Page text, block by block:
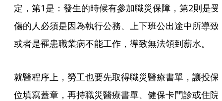
定，第1是：發生的時候有參加職災保障，第2則是受
傷的人必須是因為執行公務、上下班公出途中所導致
或者是罹患職業病不能工作，導致無法領到薪水。
就醫程序上，勞工也要先取得職災醫療書單，讓投保
位填寫蓋章，再持職災醫療書單、健保卡門診或住院